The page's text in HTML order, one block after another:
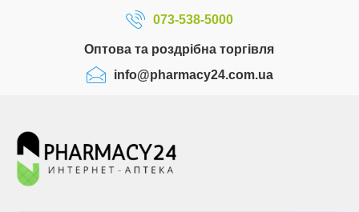
073-538-5000
Оптова та роздрібна торгівля
info@pharmacy24.com.ua